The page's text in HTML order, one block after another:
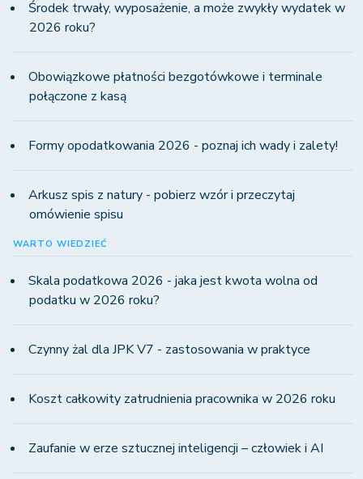
Środek trwały, wyposażenie, a może zwykły wydatek w
2026 roku?
Obowiązkowe płatności bezgotówkowe i terminale
połączone z kasą
Formy opodatkowania 2026 - poznaj ich wady i zalety!
Arkusz spis z natury - pobierz wzór i przeczytaj
omówienie spisu
WARTO WIEDZIEĆ
Skala podatkowa 2026 - jaka jest kwota wolna od
podatku w 2026 roku?
Czynny żal dla JPK V7 - zastosowania w praktyce
Koszt całkowity zatrudnienia pracownika w 2026 roku
Zaufanie w erze sztucznej inteligencji – człowiek i AI